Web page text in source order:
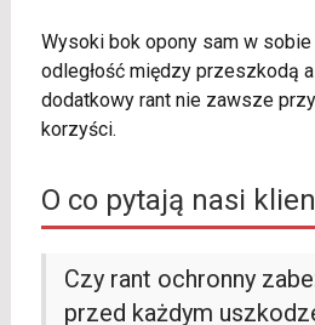
Wysoki bok opony sam w
odległość między przeszkodą
dodatkowy rant nie zawsze
korzyści.
O co pytają nasi
Czy rant ochronny
przed każdym